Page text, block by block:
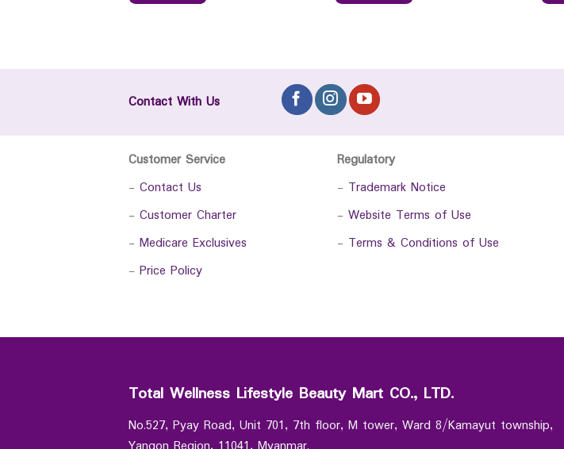
Contact With Us
Customer Service
- Contact Us
- Customer Charter
- Medicare Exclusives
- Price Policy
Regulatory
- Trademark Notice
- Website Terms of Use
- Terms & Conditions of Use
Total Wellness Lifestyle Beauty Mart CO., LTD.
No.527, Pyay Road, Unit 701, 7th floor, M tower, Ward 8/Kamayut township,